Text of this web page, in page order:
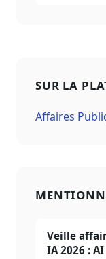
SUR LA
Affaires
Veille
IA 2026 : AI